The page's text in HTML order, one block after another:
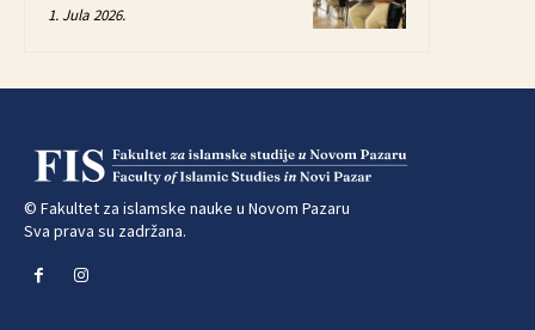
1. Jula 2026.
© Fakultet za islamske nauke u Novom Pazaru
Sva prava su zadržana.